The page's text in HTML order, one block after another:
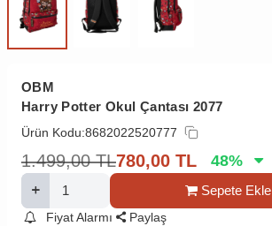
OBM
Harry Potter Okul Çantası 2077
Ürün Kodu:8682022520777
1.499,00 TL780,00 TL 48%
Sepete Ekle
Fiyat Alarmı
Paylaş